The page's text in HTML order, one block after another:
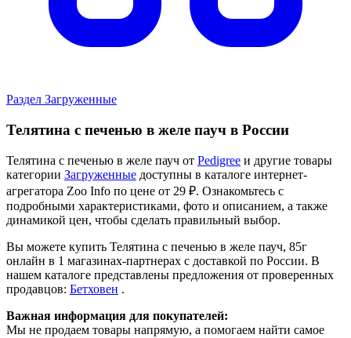
Раздел Загруженные
Телятина с печенью в желе пауч в России
Телятина с печенью в желе пауч от Pedigree и другие товары
категории Загруженные доступны в каталоге интернет-
агрегатора Zoo Info по цене от 29 ₽. Ознакомьтесь с
подробными характеристиками, фото и описанием, а также
динамикой цен, чтобы сделать правильный выбор.
Вы можете купить Телятина с печенью в желе пауч, 85г
онлайн в 1 магазинах-партнерах с доставкой по России. В
нашем каталоге представлены предложения от проверенных
продавцов: Бетховен .
Важная информация для покупателей:
Мы не продаем товары напрямую, а помогаем найти самое